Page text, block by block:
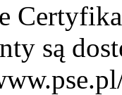
są